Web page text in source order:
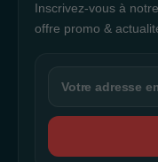
Inscrivez-vous à
offre promo &